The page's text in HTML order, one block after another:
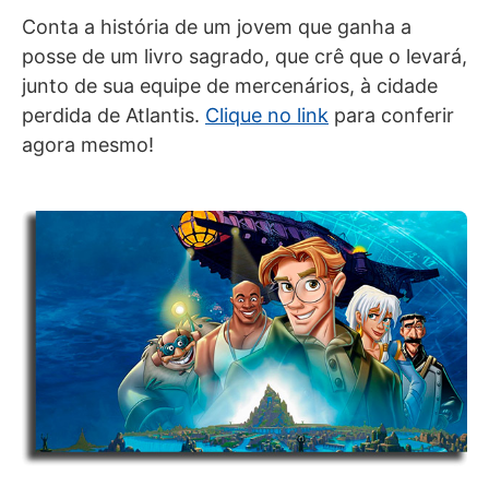
Conta a história de um jovem que ganha a
posse de um livro sagrado, que crê que o levará,
junto de sua equipe de mercenários, à cidade
perdida de Atlantis. Clique no link para conferir
agora mesmo!